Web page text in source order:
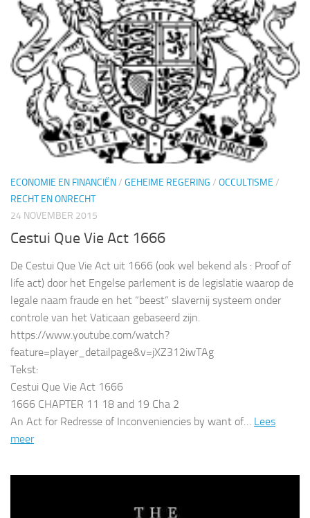
ECONOMIE EN FINANCIËN/ GEHEIME REGERING / OCCULTISME /
RECHT EN ONRECHT
24 NOVEMBER 2015
Cestui Que Vie Act 1666
De Cestui Que Vie Act uit 1666 (ook wel bekend als : Proof of
life act) door het Engelse parlement is de legislatie waarop de
legale naam fraude en het “beest” slavernij systeem onder
controle van het Vaticaan gebaseerd zijn.
https://www.youtube.com/watch?
feature=player_detailpage&v=jXZ312iwTAg
Tekst:
Cestui Que Vie Act 1666
1666 CHAPTER 11 18 and 19 Cha 2
An Act for Redresse of Inconveniencies by want of… Lees
meer